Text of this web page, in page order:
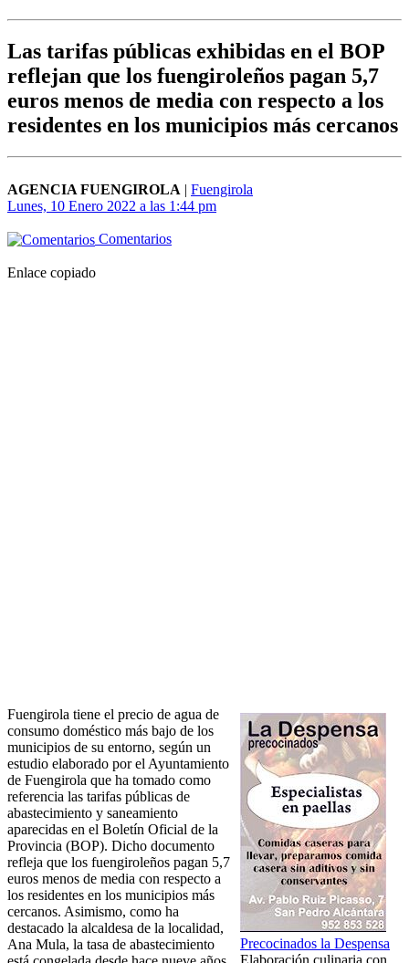
Las tarifas públicas exhibidas en el BOP
reflejan que los fuengiroleños pagan 5,7
euros menos de media con respecto a los
residentes en los municipios más cercanos
AGENCIA FUENGIROLA | Fuengirola
Lunes, 10 Enero 2022 a las 1:44 pm
Comentarios
Enlace copiado
Precocinados la Despensa
Fuengirola tiene el precio de agua de
consumo doméstico más bajo de los
municipios de su entorno, según un
estudio elaborado por el Ayuntamiento
de Fuengirola que ha tomado como
referencia las tarifas públicas de
abastecimiento y saneamiento
aparecidas en el Boletín Oficial de la
Provincia (BOP). Dicho documento
refleja que los fuengiroleños pagan 5,7
euros menos de media con respecto a
los residentes en los municipios más
cercanos. Asimismo, como ha
destacado la alcaldesa de la localidad,
Ana Mula, la tasa de abastecimiento